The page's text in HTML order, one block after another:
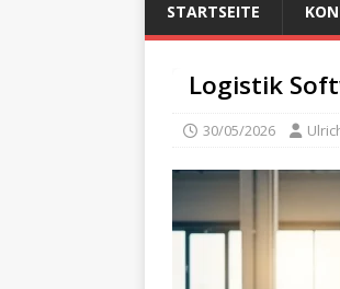
STARTSEITE
Logistik
30/05/2026